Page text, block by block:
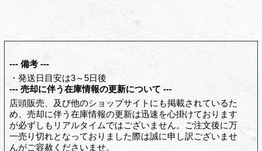
--- 備考 ---
・発送日目安は3～5日後
--- 売却に伴う在庫情報の更新について ---
店頭販売、及び他のショップサイトにも掲載されているた
め、売却に伴う在庫情報の更新は迅速を心掛けております
が必ずしもリアルタイムではございません。ご注文後に万
一売り切れとなっておりました際は誠に申し訳ございませ
んがご容赦くださいませ。